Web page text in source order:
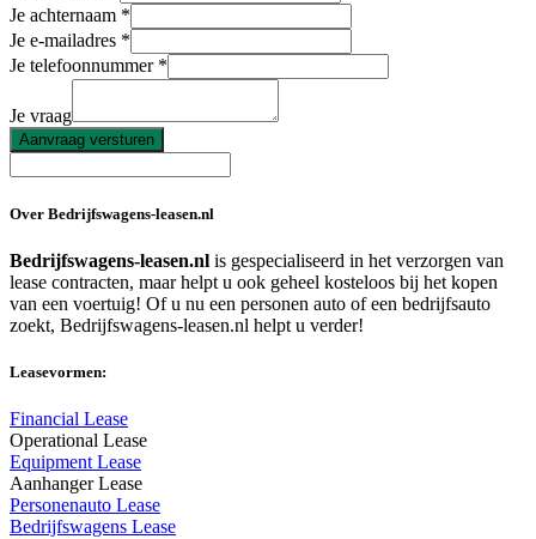
Je achternaam
Je e-mailadres
Je telefoonnummer
Je vraag
Aanvraag versturen
Over Bedrijfswagens-leasen.nl
Bedrijfswagens-leasen.nl is gespecialiseerd in het verzorgen van
lease contracten, maar helpt u ook geheel kosteloos bij het kopen
van een voertuig! Of u nu een personen auto of een bedrijfsauto
zoekt, Bedrijfswagens-leasen.nl helpt u verder!
Leasevormen:
Financial Lease
Operational Lease
Equipment Lease
Aanhanger Lease
Personenauto Lease
Bedrijfswagens Lease